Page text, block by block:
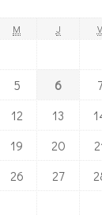
M J V
5 6 7
12 13
19 20
26 27